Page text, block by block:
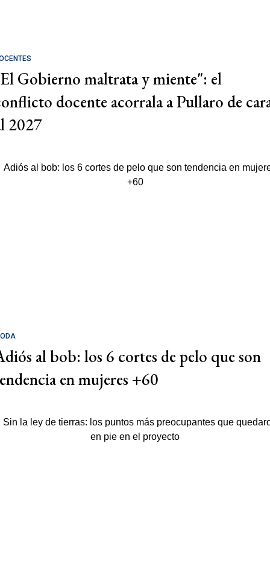
Gobierno maltrata y miente": el
docente acorrala a Pullaro de
2027
al bob: los 6 cortes de pelo que son
en mujeres +60